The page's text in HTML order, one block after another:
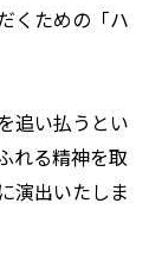
くための「ハ
追い払うとい
れる精神を取
演出いたしま